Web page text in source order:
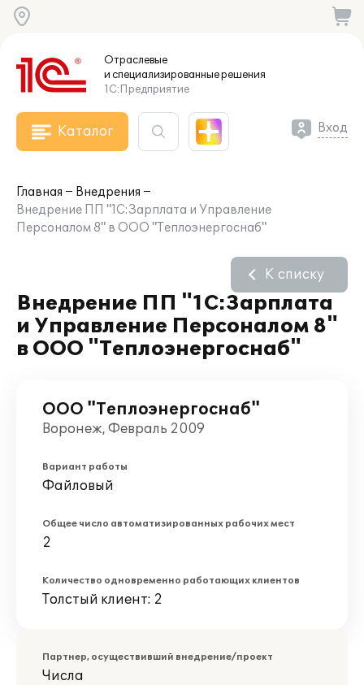
Отраслевые
и специализированныерешения
1С:Предприятие
Каталог Вход
Главная
Внедрения
Внедрение ПП "1С:Зарплата и Управление
Персоналом 8" в ООО "Теплоэнергоснаб"
Внедрение ПП "1С:Зарплата
и Управление Персоналом 8"
в ООО "Теплоэнергоснаб"
К списку
ООО "Теплоэнергоснаб"
Воронеж, Февраль 2009
Вариант работы
Файловый
Общее число автоматизированных рабочих мест
2
Количество одновременно работающих клиентов
Толстый клиент: 2
Партнер, осуществивший внедрение/проект
Числа